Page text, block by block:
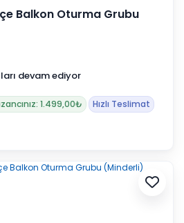
Balkon Oturma Grubu
devam ediyor
1.499,00₺ Hızlı Teslimat